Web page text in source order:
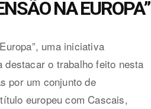
NA EUROPA”
uma iniciativa
destacar o trabalho feito nesta
por um conjunto de
europeu com Cascais,